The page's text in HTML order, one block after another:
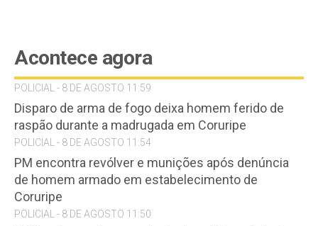
Acontece agora
POLICIAL - 8 DE AGOSTO 11:59
Disparo de arma de fogo deixa homem ferido de
raspão durante a madrugada em Coruripe
POLICIAL - 8 DE AGOSTO 11:54
PM encontra revólver e munições após denúncia
de homem armado em estabelecimento de
Coruripe
POLICIAL - 8 DE AGOSTO 11:50